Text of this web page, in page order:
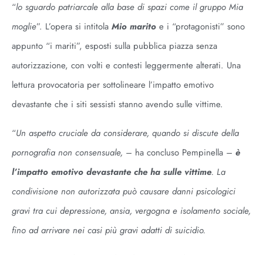
“lo sguardo patriarcale alla base di spazi come il gruppo Mia
moglie”. L’opera si intitola Mio marito e i “protagonisti” sono
appunto “i mariti”, esposti sulla pubblica piazza senza
autorizzazione, con volti e contesti leggermente alterati. Una
lettura provocatoria per sottolineare l’impatto emotivo
devastante che i siti sessisti stanno avendo sulle vittime.
“Un aspetto cruciale da considerare, quando si discute della
pornografia non consensuale, – ha concluso Pempinella – è
l’impatto emotivo devastante che ha sulle vittime. La
condivisione non autorizzata può causare danni psicologici
gravi tra cui depressione, ansia, vergogna e isolamento sociale,
fino ad arrivare nei casi più gravi adatti di suicidio.